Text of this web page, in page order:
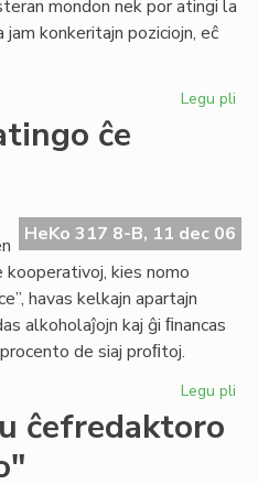
mondon nek por atingi la
jam konkeritajn poziciojn, eĉ
Legu pli
ĉe
HeKo 317 8-B, 11 dec 06
kooperativoj, kies nomo
havas kelkajn apartajn
alkoholaĵojn kaj ĝi ﬁnancas
de siaj proﬁtoj.
Legu pli
ĉefredaktoro